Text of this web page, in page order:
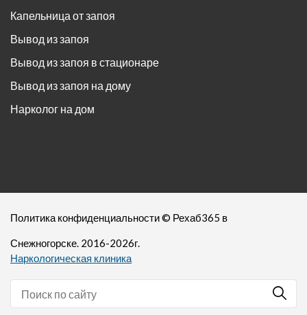
Капельница от запоя
Вывод из запоя
Вывод из запоя в стационаре
Вывод из запоя на дому
Нарколог на дом
Политика конфиденциальности© Рехаб365 в
Снежногорске. 2016-2026г.
Наркологическая клиника